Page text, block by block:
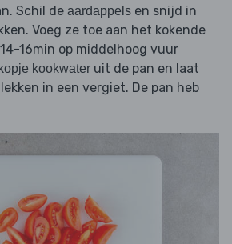
Schil de aardappels en snijd in
Voeg ze toe aan het kokende
16min op middelhoog vuur
kopje kookwater uit de pan en laat
in een vergiet. De pan heb